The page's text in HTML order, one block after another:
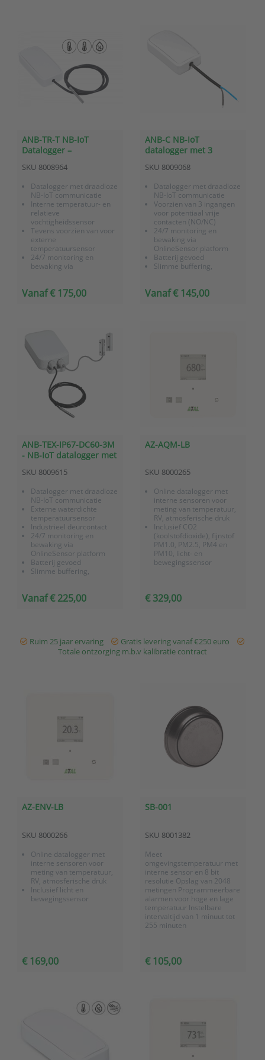
ANB-TR-T NB-IoT
Datalogger –
vochtigheid + extern
temperatuur
SKU 8008964
Datalogger met draadloze
NB-IoT communicatie
Interne temperatuur- en
relatieve
vochtigheidssensor
Tevens voorzien van voor
externe
temperatuursensor
24/7 monitoring en
bewaking via
geheugen voor 40.000
Vanaf € 175,00
ANB-C NB-IoT
datalogger met 3
ingangen
SKU 8009068
Datalogger met draadloze
NB-IoT communicatie
Voorzien van 3 ingangen
voor potentiaal vrije
contacten (NO/NC)
24/7 monitoring en
bewaking via
OnlineSensor platform
Batterij gevoed
Slimme buffering,
Vanaf € 145,00
ANB-TEX-IP67-DC60-3M
- NB-IoT datalogger met
temperatuursensor en
industrieel deurcontact
SKU 8009615
Datalogger met draadloze
NB-IoT communicatie
Externe waterdichte
temperatuursensor
Industrieel deurcontact
24/7 monitoring en
bewaking via
OnlineSensor platform
Batterij gevoed
Slimme buffering,
Vanaf € 225,00
AZ-AQM-LB
SKU 8000265
Online datalogger met
interne sensoren voor
meting van temperatuur,
RV, atmosferische druk
Inclusief CO2
(koolstofdioxide), fijnstof
PM1.0, PM2.5, PM4 en
PM10, licht- en
bewegingssensor
€ 329,00
Ruim 25 jaar ervaring
Gratis levering vanaf €250 euro
Totale ontzorging m.b.v kalibratie contract
AZ-ENV-LB
SKU 8000266
Online datalogger met
interne sensoren voor
meting van temperatuur,
RV, atmosferische druk
Inclusief licht en
bewegingssensor
€ 169,00
SB-001
SKU 8001382
Meet
omgevingstemperatuur met
interne sensor en 8 bit
resolutie Opslag van 2048
metingen Programmeerbare
alarmen voor hoge en lage
temperatuur Instelbare
intervaltijd van 1 minuut tot
255 minuten
€ 105,00